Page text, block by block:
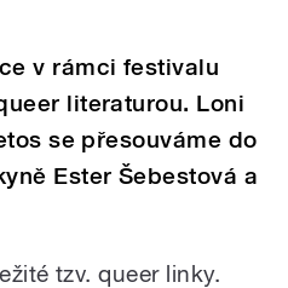
v rámci festivalu
literaturou. Loni
se přesouváme do
Ester Šebestová a
tzv. queer linky.